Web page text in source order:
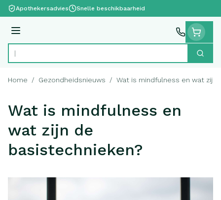
Ga naar de inhoud
Apothekersadvies Snelle beschikbaarheid
Menu
Product, merk, categorie... Zoek
Home / Gezondheidsnieuws / Wat is mindfulness en wat zijn
Wat is mindfulness en
wat zijn de
basistechnieken?